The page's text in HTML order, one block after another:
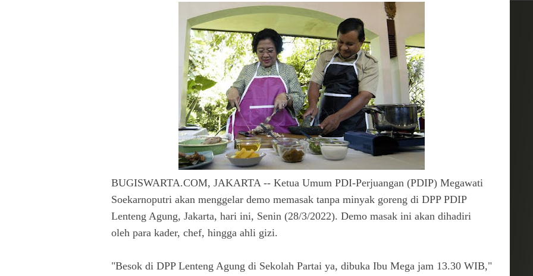
BUGISWARTA.COM, JAKARTA -- Ketua Umum PDI-Perjuangan (PDIP) Megawati
Soekarnoputri akan menggelar demo memasak tanpa minyak goreng di DPP PDIP
Lenteng Agung, Jakarta, hari ini, Senin (28/3/2022). Demo masak ini akan dihadiri
oleh para kader, chef, hingga ahli gizi.
"Besok di DPP Lenteng Agung di Sekolah Partai ya, dibuka Ibu Mega jam 13.30 WIB,"